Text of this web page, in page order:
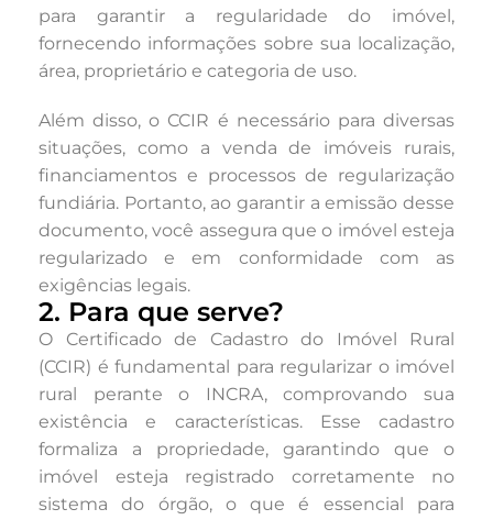
para garantir a regularidade do imóvel,
fornecendo informações sobre sua localização,
área, proprietário e categoria de uso.
Além disso, o CCIR é necessário para diversas
situações, como a venda de imóveis rurais,
financiamentos e processos de regularização
fundiária. Portanto, ao garantir a emissão desse
documento, você assegura que o imóvel esteja
regularizado e em conformidade com as
exigências legais.
2. Para que serve?
O Certificado de Cadastro do Imóvel Rural
(CCIR) é fundamental para regularizar o imóvel
rural perante o INCRA, comprovando sua
existência e características. Esse cadastro
formaliza a propriedade, garantindo que o
imóvel esteja registrado corretamente no
sistema do órgão, o que é essencial para